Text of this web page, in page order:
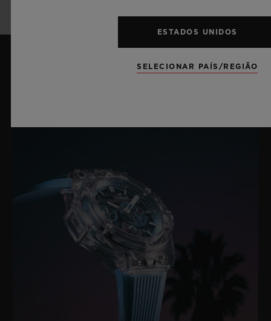
ESTADOS UNIDOS
SELECIONAR PAÍS/REGIÃO